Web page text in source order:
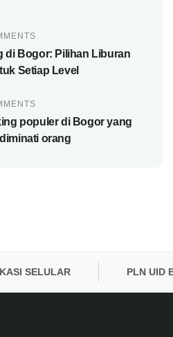
di Bogor: Pilihan Liburan
Setiap Level
populer di Bogor yang
orang
SELULAR PLN UID